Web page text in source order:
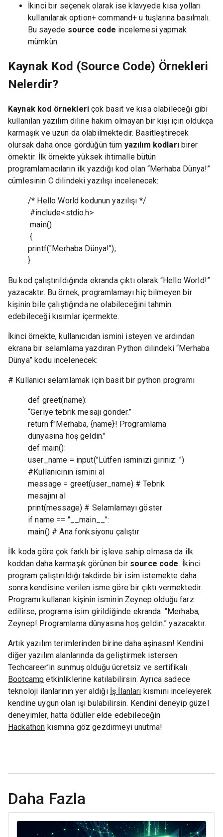
İkinci bir seçenek olarak ise klavyede kısa yolları
kullanılarak option+ command+ u tuşlarına basılmalı.
Bu sayede source code incelemesi yapmak
mümkün.
Kaynak Kod (Source Code) Örnekleri
Nelerdir?
Kaynak kod örnekleri çok basit ve kısa olabileceği gibi
kullanılan yazılım diline hakim olmayan bir kişi için oldukça
karmaşık ve uzun da olabilmektedir. Basitleştirecek
olursak daha önce gördüğün tüm yazılım kodlarıbirer
örnektir. İlk örnekte yüksek ihtimalle bütün
programlamacıların ilk yazdığı kod olan “Merhaba Dünya!”
cümlesinin C dilindeki yazılışı incelenecek:
/* Hello World kodunun yazılışı */
#include<stdio.h>
main()
{
printf("Merhaba Dünya!");
}
Bu kod çalıştırıldığında ekranda çıktı olarak “Hello World!”
yazacaktır. Bu örnek, programlamayı hiç bilmeyen bir
kişinin bile çalıştığında ne olabileceğini tahmin
edebileceği kısımlar içermekte.
İkinci örnekte, kullanıcıdan ismini isteyen ve ardından
ekrana bir selamlama yazdıran Python dilindeki “Merhaba
Dünya” kodu incelenecek:
# Kullanıcı selamlamak için basit bir python programı
def greet(name):
“Geriye tebrik mesajı gönder.”
return f"Merhaba, {name}! Programlama
dünyasına hoş geldin."
def main():
user_name = input("Lütfen isminizi giriniz: ")
#Kullanıcının ismini al
message = greet(user_name) # Tebrik
mesajını al
print(message) # Selamlamayı göster
if name == "__main__":
main() # Ana fonksiyonu çalıştır
İlk koda göre çok farklı bir işleve sahip olmasa da ilk
koddan daha karmaşık görünen bir source code. İkinci
program çalıştırıldığı takdirde bir isim istemekte daha
sonra kendisine verilen isme göre bir çıktı vermektedir.
Programı kullanan kişinin isminin Zeynep olduğu farz
edilirse, programa isim girildiğinde ekranda: “Merhaba,
Zeynep! Programlama dünyasına hoş geldin.” yazacaktır.
Artık yazılım terimlerinden birine daha aşinasın! Kendini
diğer yazılım alanlarında da geliştirmek istersen
Techcareer’in sunmuş olduğu ücretsiz ve sertifikalı
Bootcamp etkinliklerine katılabilirsin. Ayrıca sadece
teknoloji ilanlarının yer aldığı İş İlanları kısmını inceleyerek
kendine uygun olan işi bulabilirsin. Kendini deneyip güzel
deneyimler, hatta ödüller elde edebileceğin
Hackathon kısmına göz gezdirmeyi unutma!
Daha Fazla